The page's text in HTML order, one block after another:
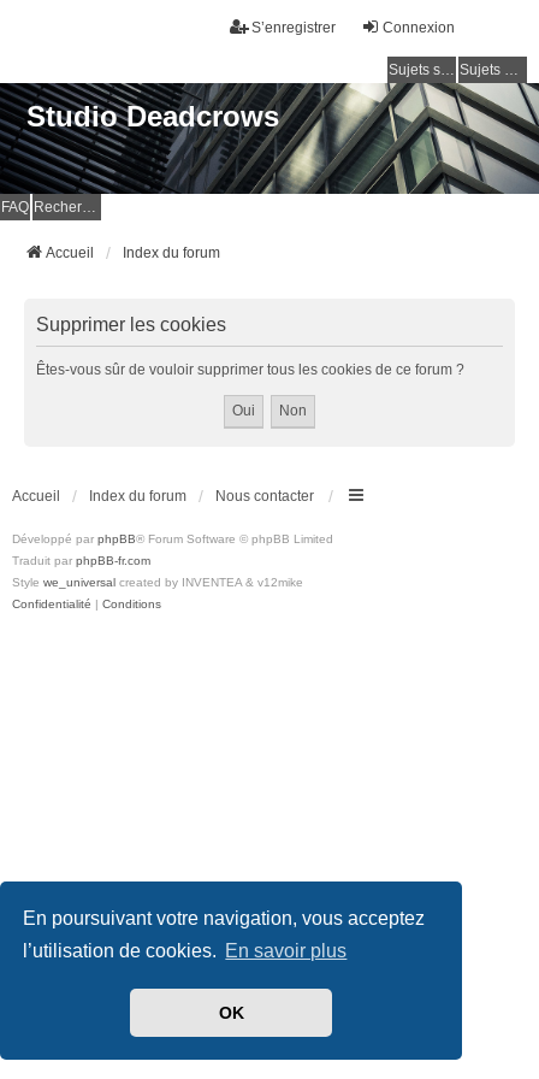
En poursuivant votre navigation, vous acceptez
l’utilisation de cookies. En savoir plus
OK
Connexion
S’enregistrer
Sujets sans réponse Sujets actifs
Studio Deadcrows
FAQ Rechercher
Accueil Index du forum
Supprimer les cookies
Êtes-vous sûr de vouloir supprimer tous les cookies de ce forum ?
Accueil Index du forum Nous contacter
Développé par phpBB® Forum Software © phpBB Limited
Traduit par phpBB-fr.com
Style we_universal created by INVENTEA & v12mike
Confidentialité | Conditions